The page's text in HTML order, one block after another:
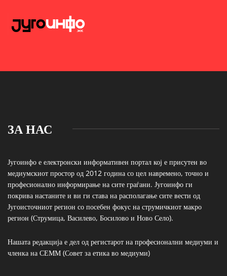
ЗА НАС
Југоинфо е електронски информативен портал кој е присутен во
медиумскиот простор од 2012 година со цел навремено, точно и
професионално информирање на сите граѓани. Југоинфо ги
покрива настаните и ви ги става на располагање сите вести од
Југоисточниот регион со посебен фокус на струмичкиот макро
регион (Струмица, Василево, Босилово и Ново Село).
Нашата редакција е дел од регистарот на професионални медиуми и
членка на СЕММ (Совет за етика во медиуми)